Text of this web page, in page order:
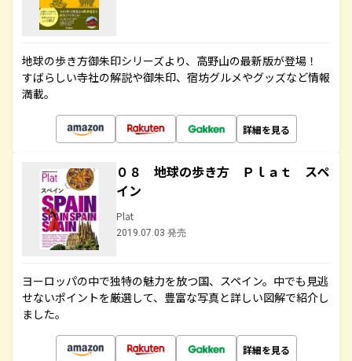
地球の歩き方御朱印シリーズより、高野山の最新版が登場！
すばらしい寺社の解説や御朱印、宿坊グルメやグッズなど情報
満載。
詳細を見る
０８ 地球の歩き方 Ｐｌａｔ スペ
イン
Plat
2019.07.03 発売
ヨーロッパの中で独特の魅力を放つ国、スペイン。中でも見逃
せないポイントを厳選して、豊富な写真と詳しい図解で紹介し
ました。
詳細を見る